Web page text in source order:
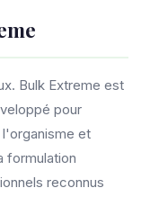
Bulk Extreme est
pour
et
formulation
reconnus